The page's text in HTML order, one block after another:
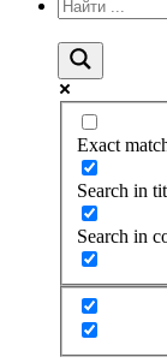
Exact
Search in
Search in